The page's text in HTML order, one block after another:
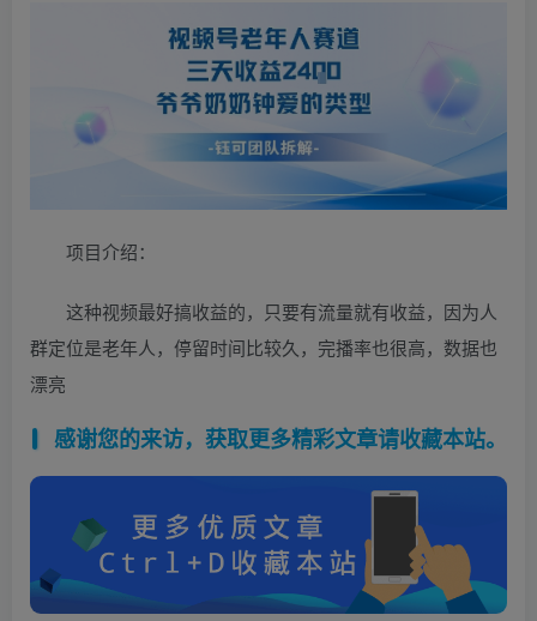
项目介绍：
这种视频最好搞收益的，只要有流量就有收益，因为人
群定位是老年人，停留时间比较久，完播率也很高，数据也
漂亮
感谢您的来访，获取更多精彩文章请收藏本站。